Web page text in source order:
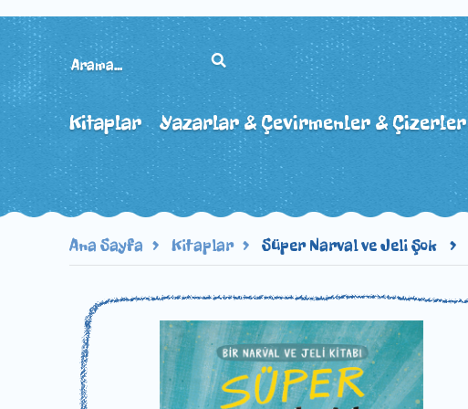
Kitaplar Yazarlar & Çevirmenler & Çizerler
Ana Sayfa Kitaplar Süper Narval ve Jeli Şok